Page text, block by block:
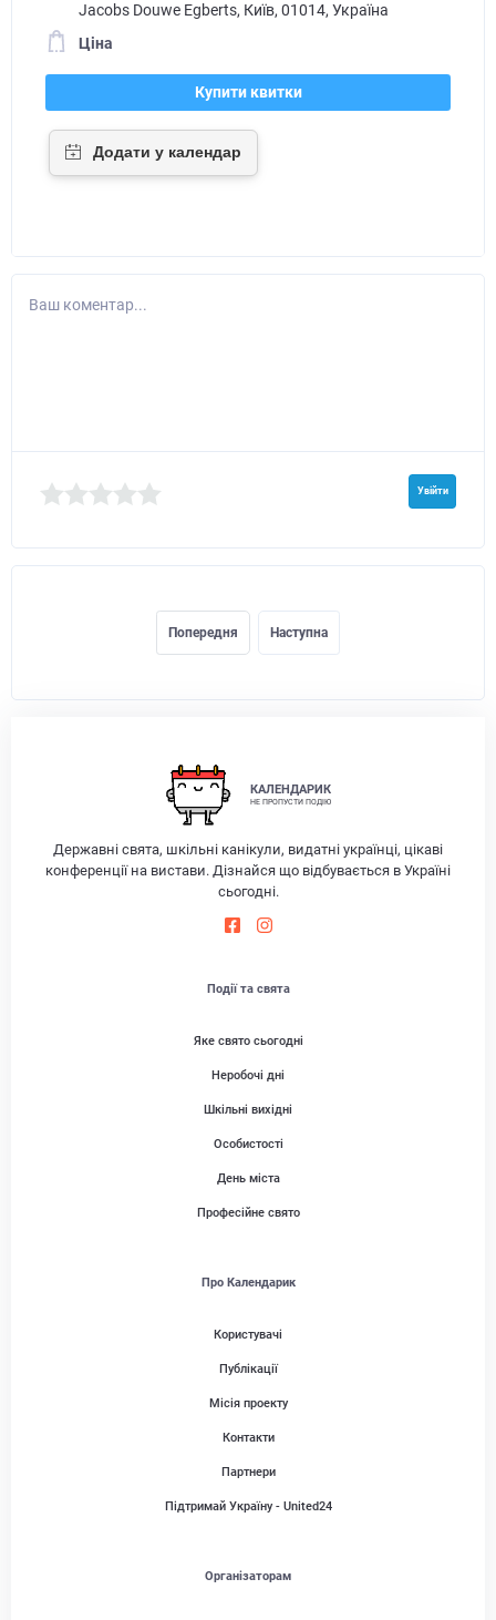
Jacobs Douwe Egberts, Київ, 01014, Україна
Ціна
Купити квитки
Ваш коментар...
Увійти
Попередня Наступна
КАЛЕНДАРИК
НЕ ПРОПУСТИ ПОДІЮ
Державні свята, шкільні канікули, видатні українці, цікаві
конференції на вистави. Дізнайся що відбувається в Україні
сьогодні.
Події та свята
Яке свято сьогодні
Неробочі дні
Шкільні вихідні
Особистості
День міста
Професійне свято
Про Календарик
Користувачі
Публікації
Місія проекту
Контакти
Партнери
Підтримай Україну - United24
Організаторам